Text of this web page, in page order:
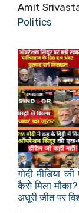
Author
Amit
In relation to
Politics
गोदी मीडिया
कैसे मिला
अधूरी जीत पर